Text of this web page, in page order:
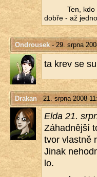
Ten,
dobře - až
Ondrousek- 29. srpna
ta krev se
Drakan - 21. srpna 2008
Elda 21.
Zá­had­něj­ší
tvor vlast­ně
Jinak
lo.